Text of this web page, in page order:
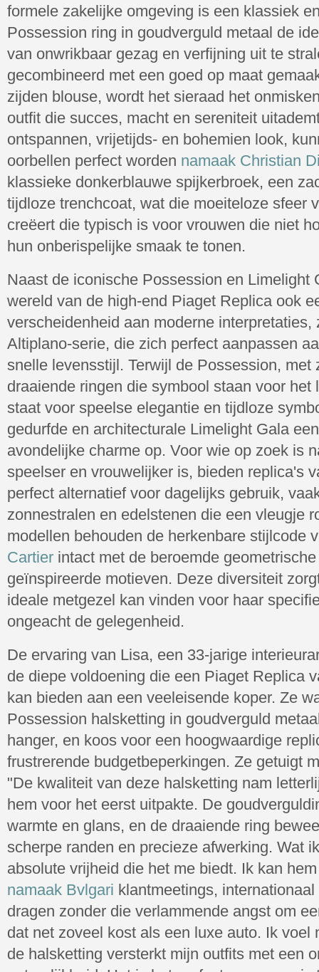
formele zakelijke omgeving is een klassiek
Possession ring in goudverguld metaal de
van onwrikbaar gezag en verfijning uit te
gecombineerd met een goed op maat
zijden blouse, wordt het sieraad het
outfit die succes, macht en sereniteit
ontspannen, vrijetijds- en bohemien look,
oorbellen perfect worden namaak Christian
klassieke donkerblauwe spijkerbroek, een
tijdloze trenchcoat, wat die moeiteloze sfeer
creëert die typisch is voor vrouwen die niet
hun onberispelijke smaak te tonen.
Naast de iconische Possession en Limelight
wereld van de high-end Piaget Replica ook
verscheidenheid aan moderne
Altiplano-serie, die zich perfect aanpassen
snelle levensstijl. Terwijl de Possession, met
draaiende ringen die symbool staan voor het
staat voor speelse elegantie en tijdloze
gedurfde en architecturale Limelight Gala
avondelijke charme op. Voor wie op zoek is
speelser en vrouwelijker is, bieden replica's
perfect alternatief voor dagelijks gebruik,
zonnestralen en edelstenen die een vleugje
modellen behouden de herkenbare stijlcode
Cartier intact met de beroemde
geïnspireerde motieven. Deze diversiteit
ideale metgezel kan vinden voor haar
ongeacht de gelegenheid.
De ervaring van Lisa, een 33-jarige
de diepe voldoening die een Piaget Replica
kan bieden aan een veeleisende koper. Ze
Possession halsketting in goudverguld
hanger, en koos voor een hoogwaardige
frustrerende budgetbeperkingen. Ze getuigt
"De kwaliteit van deze halsketting nam
hem voor het eerst uitpakte. De
warmte en glans, en de draaiende ring
scherpe randen en precieze afwerking. Wat
absolute vrijheid die het me biedt. Ik kan
namaak Bvlgari klantmeetings,
dragen zonder die verlammende angst om
dat net zoveel kost als een luxe auto. Ik voel
de halsketting versterkt mijn outfits met een